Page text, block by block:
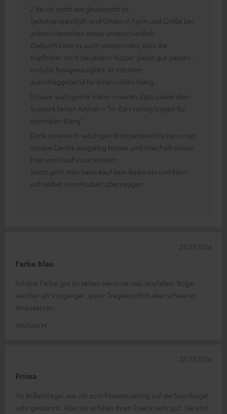
2 bei dir nicht wie gewünscht ist.
Selbstverständlich sind Ohren in Form und Größe bei
jedem Menschen etwas unterschiedlich.
Dadurch kann es auch vorkommen, dass die
Kopfhörer nicht bei jedem Nutzer gleich gut passen -
und die Passgenauigkeit ist mitunter
ausschlaggebend für einen vollen Klang.
Schaue auch gerne mal in unseren dazu passenden
Support Seiten Artikel -> "In-Ears richtig tragen für
optimalen Klang"
Dank unseres 8-wöchigen Rückgaberechts kann man
unsere Geräte ausgiebig testen und innerhalb dieser
Frist vom Kauf zurücktreten.
Somit geht man beim Kauf kein Risiko ein und kann
sich selbst vom Produkt überzeugen.
Farbe blau
Schöne Farbe,gut zu sehen wenn sie mal rausfallen. Bügel
weicher als Vorgänger ,guter Tragekomfort aber schwerer
einzusetzen.
Michael H.
23.07.2026
Prima
Als Brillenträger war ich zum Fitnesstraining auf die Sportbügel
sehr gespannt. Aber sie erfüllen ihren Zweck sehr gut. Sie sind
22.07.2026